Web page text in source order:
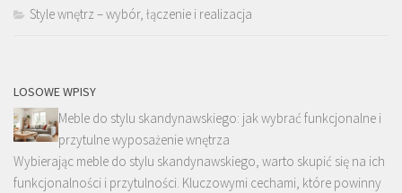
Style wnętrz – wybór, łączenie i realizacja
LOSOWE WPISY
Meble do stylu skandynawskiego: jak wybrać funkcjonalne i
przytulne wyposażenie wnętrza
Wybierając meble do stylu skandynawskiego, warto skupić się na ich
funkcjonalności i przytulności. Kluczowymi cechami, które powinny